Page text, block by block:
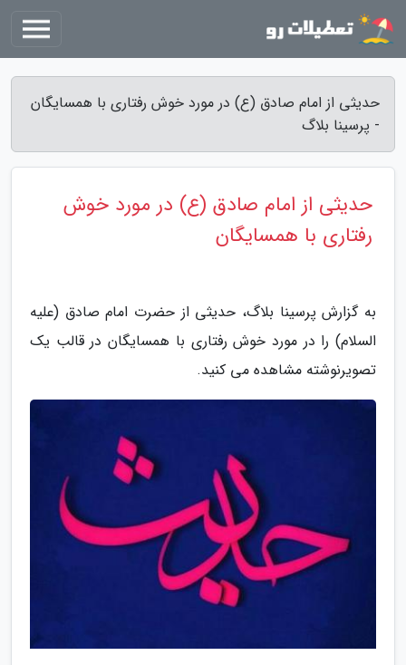
حدیثی از امام صادق (ع) در مورد خوش رفتاری با همسایگان
- پرسینا بلاگ
حدیثی از امام صادق (ع) در مورد خوش
رفتاری با همسایگان
به گزارش پرسینا بلاگ، حدیثی از حضرت امام صادق (علیه
السلام) را در مورد خوش رفتاری با همسایگان در قالب یک
تصویرنوشته مشاهده می کنید.